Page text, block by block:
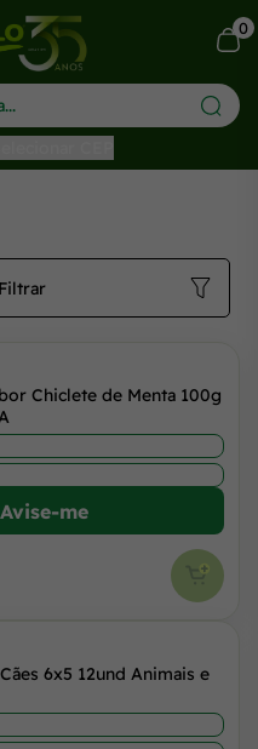
0
Filtrar
Chiclete de Menta 100g
Avise-me
6x5 12und Animais e